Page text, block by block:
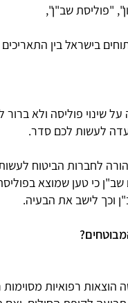
"פוליסת שב"ן",
01.02.2016 ל 30.09.2023 - הכתבה הזו בשבילכם.
שינוי פוליסה ולא
לעשות לכם סדר.
לחברות הביטוח
כי טען שמוצא
וכך לישב את הבעיה.
רפואיות